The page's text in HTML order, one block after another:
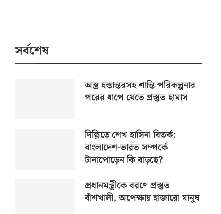
সর্বশেষ
অস্ত্র হস্তান্তরসহ শান্তি পরিকল্পনার
পরের ধাপে যেতে প্রস্তুত হামাস
দিল্লিতে শেখ হাসিনা বিতর্ক:
বাংলাদেশ-ভারত সম্পর্কে
টানাপোড়েন কি বাড়ছে?
প্রধানমন্ত্রীকে বরণে প্রস্তুত
বাঁশখালী, অপেক্ষায় হাজারো মানুষ